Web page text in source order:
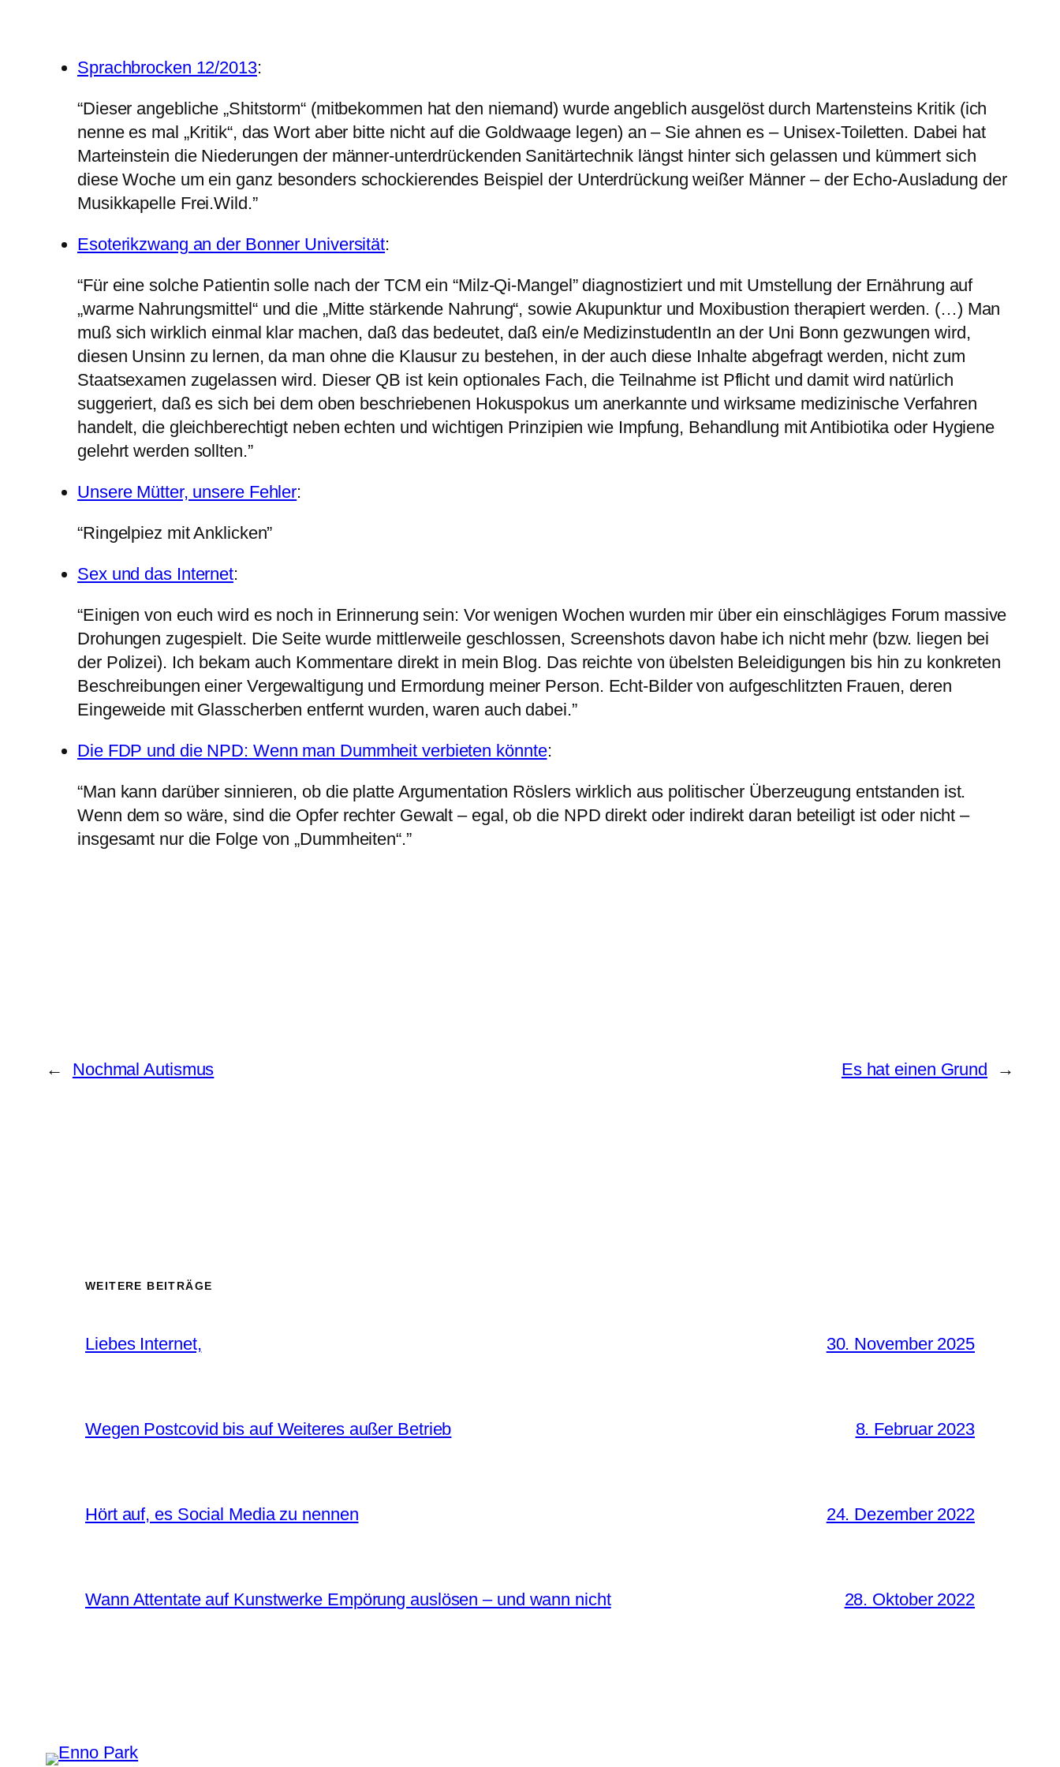
Sprachbrocken 12/2013:
“Dieser angebliche „Shitstorm“ (mitbekommen hat den niemand) wurde angeblich ausgelöst durch Martensteins Kritik (ich
nenne es mal „Kritik“, das Wort aber bitte nicht auf die Goldwaage legen) an – Sie ahnen es – Unisex-Toiletten. Dabei hat
Marteinstein die Niederungen der männer-unterdrückenden Sanitärtechnik längst hinter sich gelassen und kümmert sich
diese Woche um ein ganz besonders schockierendes Beispiel der Unterdrückung weißer Männer – der Echo-Ausladung der
Musikkapelle Frei.Wild.”
Esoterikzwang an der Bonner Universität:
“Für eine solche Patientin solle nach der TCM ein “Milz-Qi-Mangel” diagnostiziert und mit Umstellung der Ernährung auf
„warme Nahrungsmittel“ und die „Mitte stärkende Nahrung“, sowie Akupunktur und Moxibustion therapiert werden. (…) Man
muß sich wirklich einmal klar machen, daß das bedeutet, daß ein/e MedizinstudentIn an der Uni Bonn gezwungen wird,
diesen Unsinn zu lernen, da man ohne die Klausur zu bestehen, in der auch diese Inhalte abgefragt werden, nicht zum
Staatsexamen zugelassen wird. Dieser QB ist kein optionales Fach, die Teilnahme ist Pflicht und damit wird natürlich
suggeriert, daß es sich bei dem oben beschriebenen Hokuspokus um anerkannte und wirksame medizinische Verfahren
handelt, die gleichberechtigt neben echten und wichtigen Prinzipien wie Impfung, Behandlung mit Antibiotika oder Hygiene
gelehrt werden sollten.”
Unsere Mütter, unsere Fehler:
“Ringelpiez mit Anklicken”
Sex und das Internet:
“Einigen von euch wird es noch in Erinnerung sein: Vor wenigen Wochen wurden mir über ein einschlägiges Forum massive
Drohungen zugespielt. Die Seite wurde mittlerweile geschlossen, Screenshots davon habe ich nicht mehr (bzw. liegen bei
der Polizei). Ich bekam auch Kommentare direkt in mein Blog. Das reichte von übelsten Beleidigungen bis hin zu konkreten
Beschreibungen einer Vergewaltigung und Ermordung meiner Person. Echt-Bilder von aufgeschlitzten Frauen, deren
Eingeweide mit Glasscherben entfernt wurden, waren auch dabei.”
Die FDP und die NPD: Wenn man Dummheit verbieten könnte:
“Man kann darüber sinnieren, ob die platte Argumentation Röslers wirklich aus politischer Überzeugung entstanden ist.
Wenn dem so wäre, sind die Opfer rechter Gewalt – egal, ob die NPD direkt oder indirekt daran beteiligt ist oder nicht –
insgesamt nur die Folge von „Dummheiten“.”
← Nochmal Autismus Es hat einen Grund →
WEITERE BEITRÄGE
Liebes Internet, 30. November 2025
Wegen Postcovid bis auf Weiteres außer Betrieb 8. Februar 2023
Hört auf, es Social Media zu nennen 24. Dezember 2022
Wann Attentate auf Kunstwerke Empörung auslösen – und wann nicht 28. Oktober 2022